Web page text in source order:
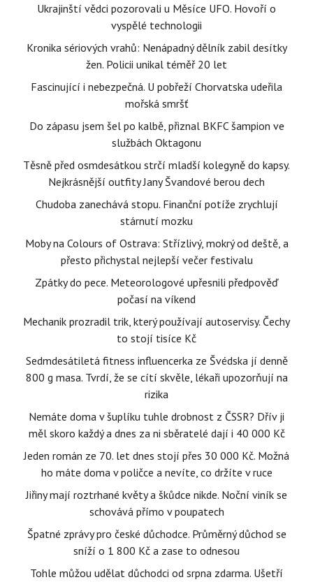
Ukrajinští vědci pozorovali u Měsíce UFO. Hovoří o
vyspělé technologii
Kronika sériových vrahů: Nenápadný dělník zabil desítky
žen. Policii unikal téměř 20 let
Fascinující i nebezpečná. U pobřeží Chorvatska udeřila
mořská smršť
Do zápasu jsem šel po kalbě, přiznal BKFC šampion ve
službách Oktagonu
Těsně před osmdesátkou strčí mladší kolegyně do kapsy.
Nejkrásnější outfity Jany Švandové berou dech
Chudoba zanechává stopu. Finanční potíže zrychlují
stárnutí mozku
Moby na Colours of Ostrava: Střízlivý, mokrý od deště, a
přesto přichystal nejlepší večer festivalu
Zpátky do pece. Meteorologové upřesnili předpověď
počasí na víkend
Mechanik prozradil trik, který používají autoservisy. Čechy
to stojí tisíce Kč
Sedmdesátiletá fitness influencerka ze Švédska jí denně
800 g masa. Tvrdí, že se cítí skvěle, lékaři upozorňují na
rizika
Nemáte doma v šuplíku tuhle drobnost z ČSSR? Dřív ji
měl skoro každý a dnes za ni sběratelé dají i 40 000 Kč
Jeden román ze 70. let dnes stojí přes 30 000 Kč. Možná
ho máte doma v poličce a nevíte, co držíte v ruce
Jiřiny mají roztrhané květy a škůdce nikde. Noční viník se
schovává přímo v poupatech
Špatné zprávy pro české důchodce. Průměrný důchod se
sníží o 1 800 Kč a zase to odnesou
Tohle můžou udělat důchodci od srpna zdarma. Ušetří